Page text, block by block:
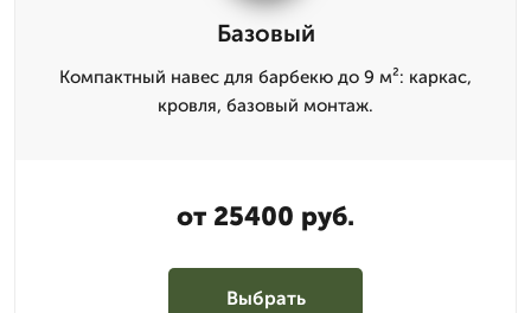
Базовый
Компактный навес для барбекю до 9 м²: каркас,
кровля, базовый монтаж.
от 25400 руб.
Выбрать